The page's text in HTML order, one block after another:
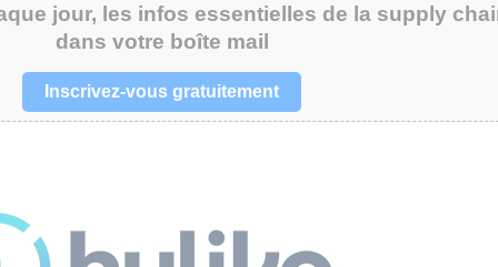
SOLUTIONS
• INTEGRATION
FORMATION
jour, les infos essentielles de la supply
dans votre boîte mail
Inscrivez-vous gratuitement